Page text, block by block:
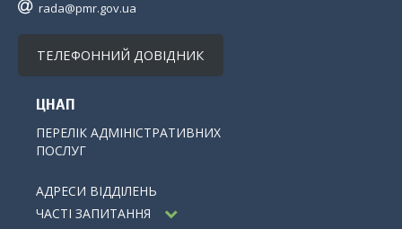
rada@pmr.gov.ua
ТЕЛЕФОННИЙ ДОВІДНИК
ЦНАП
ПЕРЕЛІК АДМІНІСТРАТИВНИХ
ПОСЛУГ
АДРЕСИ ВІДДІЛЕНЬ
ЧАСТІ ЗАПИТАННЯ